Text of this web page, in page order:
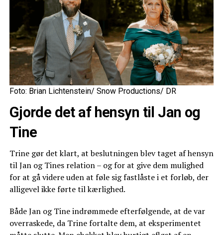
Foto: Brian Lichtenstein/ Snow Productions/ DR
Gjorde det af hensyn til Jan og
Tine
Trine gør det klart, at beslutningen blev taget af hensyn
til Jan og Tines relation – og for at give dem mulighed
for at gå videre uden at føle sig fastlåste i et forløb, der
alligevel ikke førte til kærlighed.
Både Jan og Tine indrømmede efterfølgende, at de var
overraskede, da Trine fortalte dem, at eksperimentet